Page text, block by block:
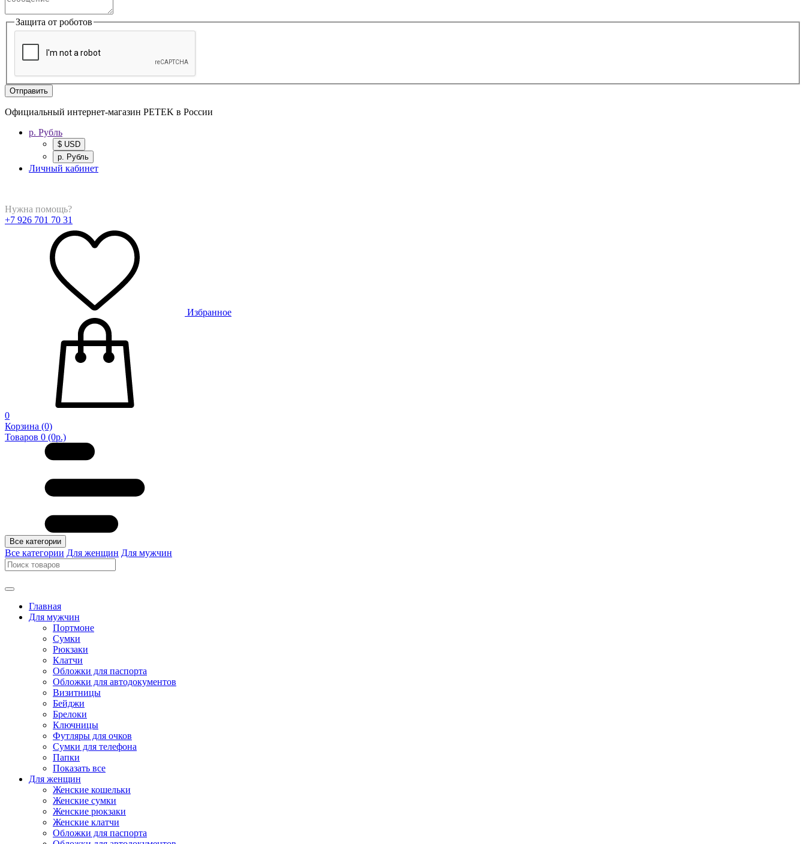
Защита от роботов
Отправить
Официальный интернет-магазин PETEK в России
р. Рубль
$ USD
р. Рубль
Личный кабинет
Нужна помощь?
+7 926 701 70 31
Избранное
0
Корзина (0)
Товаров 0 (0р.)
Все категории
Все категории Для женщин Для мужчин
Главная
Для мужчин
Портмоне
Сумки
Рюкзаки
Клатчи
Обложки для паспорта
Обложки для автодокументов
Визитницы
Бейджи
Брелоки
Ключницы
Футляры для очков
Сумки для телефона
Папки
Показать все
Для женщин
Женские кошельки
Женские сумки
Женские рюкзаки
Женские клатчи
Обложки для паспорта